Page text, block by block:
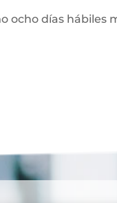
ocho días hábiles